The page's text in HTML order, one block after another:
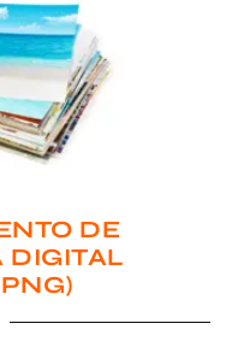
DE
DIGITAL